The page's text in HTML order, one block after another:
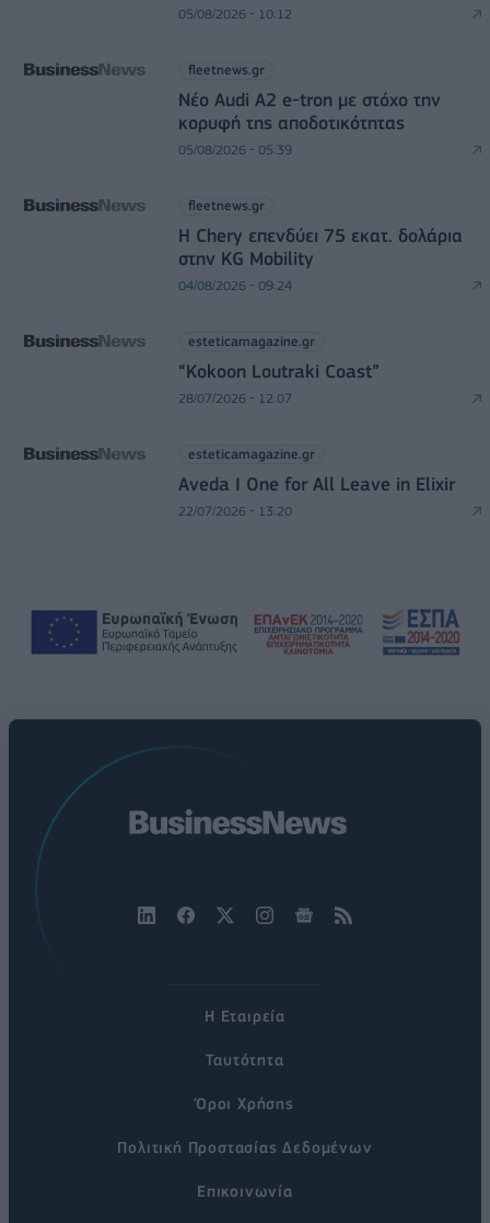
05/08/2026 - 10:12
fleetnews.gr
Νέο Audi A2 e-tron με στόχο την
κορυφή της αποδοτικότητας
05/08/2026 - 05:39
fleetnews.gr
Η Chery επενδύει 75 εκατ. δολάρια
στην KG Mobility
04/08/2026 - 09:24
esteticamagazine.gr
“Kokoon Loutraki Coast”
28/07/2026 - 12:07
esteticamagazine.gr
Aveda I One for All Leave in Elixir
22/07/2026 - 13:20
Η Εταιρεία
Ταυτότητα
Όροι Χρήσης
Πολιτική Προστασίας Δεδομένων
Επικοινωνία